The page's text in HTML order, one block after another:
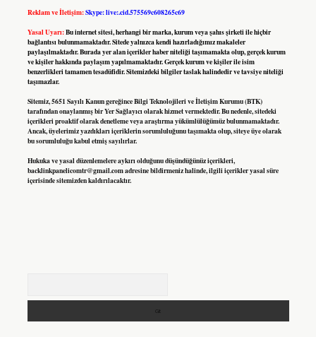
Reklam ve İletişim:Skype: live:.cid.575569c608265c69
Yasal Uyarı:Bu internet sitesi, herhangi bir marka, kurum veya şahıs şirketi ile hiçbir
bağlantısı bulunmamaktadır. Sitede yalnızca kendi hazırladığımız makaleler
paylaşılmaktadır. Burada yer alan içerikler haber niteliği taşımamakta olup, gerçek kurum
ve kişiler hakkında paylaşım yapılmamaktadır. Gerçek kurum ve kişiler ile isim
benzerlikleri tamamen tesadüfidir. Sitemizdeki bilgiler taslak halindedir ve tavsiye niteliği
taşımazlar.
Sitemiz, 5651 Sayılı Kanun gereğince Bilgi Teknolojileri ve İletişim Kurumu (BTK)
tarafından onaylanmış bir Yer Sağlayıcı olarak hizmet vermektedir. Bu nedenle, sitedeki
içerikleri proaktif olarak denetleme veya araştırma yükümlülüğümüz bulunmamaktadır.
Ancak, üyelerimiz yazdıkları içeriklerin sorumluluğunu taşımakta olup, siteye üye olarak
bu sorumluluğu kabul etmiş sayılırlar.
Hukuka ve yasal düzenlemelere aykırı olduğunu düşündüğünüz içerikleri,
backlinkpanelicomtr@gmail.comadresine bildirmeniz halinde, ilgili içerikler yasal süre
içerisinde sitemizden kaldırılacaktır.